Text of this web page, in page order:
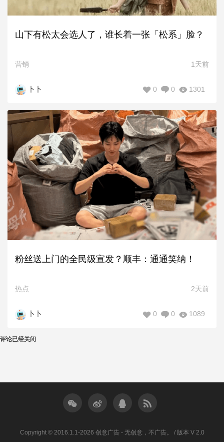
山下有松太会选人了，谁长着一张「松系」脸？
营销 1天前
卜卜 1301
0
0
粉丝送上门的全民级宣发？顺丰：通通笑纳！
热点 2天前
卜卜 1089
0
0
评论已经关闭
Copyright © 2016.1.1-2026 创意广告 - 无创意，不广告。 / 版本 V 2.0